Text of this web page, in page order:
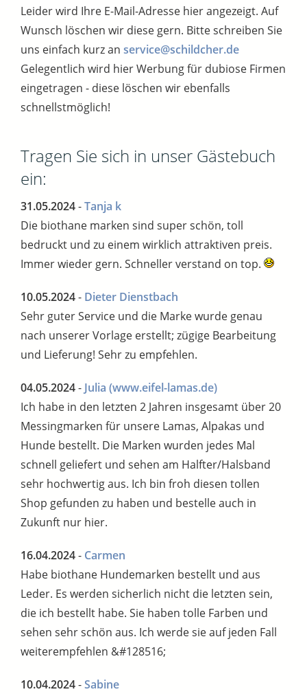
Leider wird Ihre E-Mail-Adresse hier angezeigt. Auf
Wunsch löschen wir diese gern. Bitte schreiben Sie
uns einfach kurz an service@schildcher.de
Gelegentlich wird hier Werbung für dubiose Firmen
eingetragen - diese löschen wir ebenfalls
schnellstmöglich!
Tragen Sie sich in unser Gästebuch
ein:
31.05.2024-Tanja k
Die biothane marken sind super schön, toll
bedruckt und zu einem wirklich attraktiven preis.
Immer wieder gern. Schneller verstand on top.
10.05.2024- Dieter Dienstbach
Sehr guter Service und die Marke wurde genau
nach unserer Vorlage erstellt; zügige Bearbeitung
und Lieferung! Sehr zu empfehlen.
04.05.2024- Julia (www.eifel-lamas.de)
Ich habe in den letzten 2 Jahren insgesamt über 20
Messingmarken für unsere Lamas, Alpakas und
Hunde bestellt. Die Marken wurden jedes Mal
schnell geliefert und sehen am Halfter/Halsband
sehr hochwertig aus. Ich bin froh diesen tollen
Shop gefunden zu haben und bestelle auch in
Zukunft nur hier.
16.04.2024- Carmen
Habe biothane Hundemarken bestellt und aus
Leder. Es werden sicherlich nicht die letzten sein,
die ich bestellt habe. Sie haben tolle Farben und
sehen sehr schön aus. Ich werde sie auf jeden Fall
weiterempfehlen &#128516;
10.04.2024-Sabine